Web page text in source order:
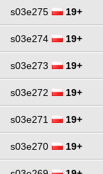
s03e275 19+
s03e274 19+
s03e273 19+
s03e272 19+
s03e271 19+
s03e270 19+